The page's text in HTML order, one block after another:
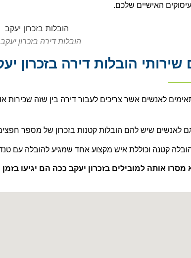
האישיים שלכם.
הובלות דירה בזכרון יעקב
הובלות דירה בזכרון
לאנשים אשר צריכים לעבור דירה בין שזה
לאנשים שיש להם הובלות קטנות בזכרון של מספר
קטנה וכוללת איש מקצוע אחד שמגיע להובלה עם
מסרו אותה למובילים בזכרון יעקב ככה הם יגיעו